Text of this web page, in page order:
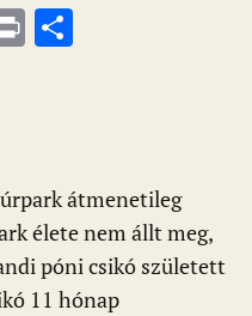
Pr
e
g
átmenetileg
élete nem állt meg,
póni csikó született
11 hónap